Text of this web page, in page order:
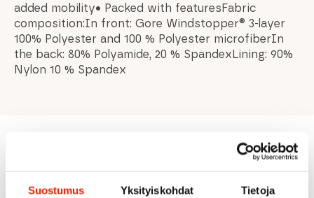
Suostumus Yksityiskohdat Tietoja
added mobility• Packed with featuresFabric
composition:In front: Gore Windstopper® 3-layer
100% Polyester and 100 % Polyester microfiberIn
the back: 80% Polyamide, 20 % SpandexLining: 90%
Nylon 10 % Spandex